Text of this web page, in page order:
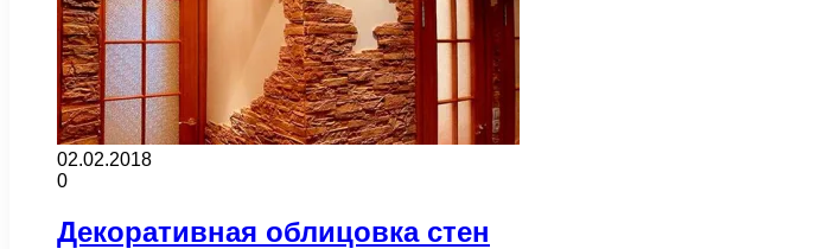
02.02.2018
0
Декоративная облицовка стен